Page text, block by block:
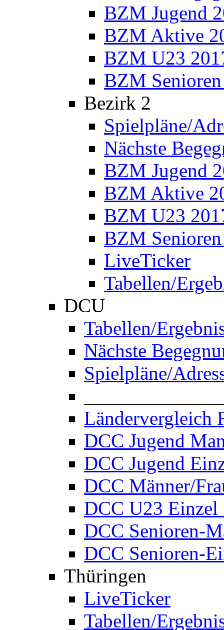
BZM Jugend
BZM Aktive
BZM U23
BZM
Bezirk 2
Spielpläne/
Nächste
BZM Jugend
BZM Aktive
BZM U23
BZM
LiveTicker
Tabellen/
DCU
Tabellen/
Nächste
Spielpläne/
Ländervergleich
DCC Jugend
DCC Jugend
DCC Männer/
DCC U23 Einzel
DCC Senioren-
DCC Senioren-
Thüringen
LiveTicker
Tabellen/